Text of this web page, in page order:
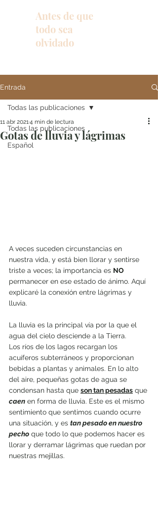
Antes de que
todo sea
olvidado
Entrada
Todas las publicaciones
Español
Todas las publicaciones
Gotas de lluvia y lágrimas
11 abr 20214 min de lectura
A veces suceden circunstancias en
nuestra vida, y está bien llorar y sentirse
triste a veces; la importancia es NO
permanecer en ese estado de ánimo. Aquí
explicaré la conexión entre lágrimas y
lluvia.
La lluvia es la principal vía por la que el
agua del cielo desciende a la Tierra.
Los ríos de los lagos recargan los
acuíferos subterráneos y proporcionan
bebidas a plantas y animales. En lo alto
del aire, pequeñas gotas de agua se
condensan hasta que son tan pesadas que
caen en forma de lluvia. Este es el mismo
sentimiento que sentimos cuando ocurre
una situación, y es tan pesado en nuestro
pecho que todo lo que podemos hacer es
llorar y derramar lágrimas que ruedan por
nuestras mejillas.